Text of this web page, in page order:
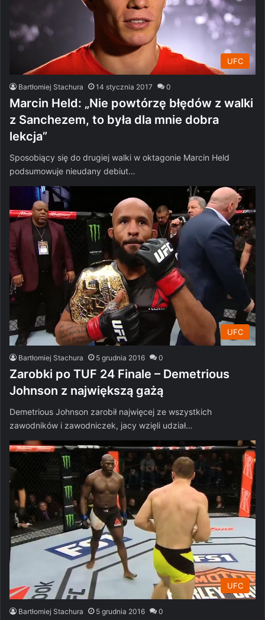
UFC
Bartłomiej Stachura 14 stycznia 2017 0
Marcin Held: „Nie powtórzę błędów z walki
z Sanchezem, to była dla mnie dobra
lekcja”
Sposobiący się do drugiej walki w oktagonie Marcin Held
podsumowuje nieudany debiut…
UFC
Bartłomiej Stachura 5 grudnia 2016 0
Zarobki po TUF 24 Finale – Demetrious
Johnson z największą gażą
Demetrious Johnson zarobił najwięcej ze wszystkich
zawodników i zawodniczek, jacy wzięli udział…
UFC
Bartłomiej Stachura 5 grudnia 2016 0